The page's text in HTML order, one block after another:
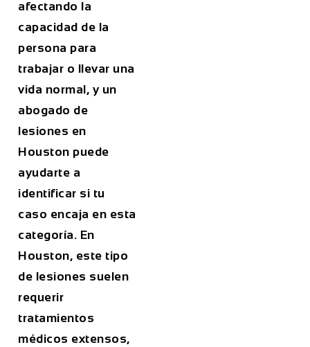
afectando la
capacidad de la
persona para
trabajar o llevar una
vida normal, y un
abogado de
lesiones en
Houston puede
ayudarte a
identificar si tu
caso encaja en esta
categoría. En
Houston, este tipo
de lesiones suelen
requerir
tratamientos
médicos extensos,